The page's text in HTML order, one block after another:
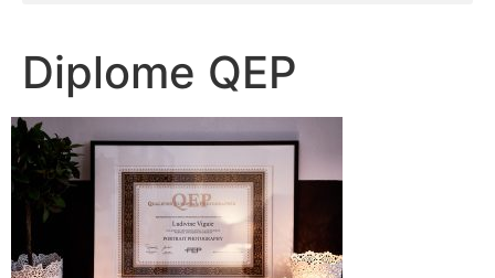
Diplome QEP